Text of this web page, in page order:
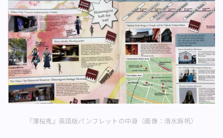
『薄桜鬼』英語版パンフレットの中身（画像：清水麻帆）